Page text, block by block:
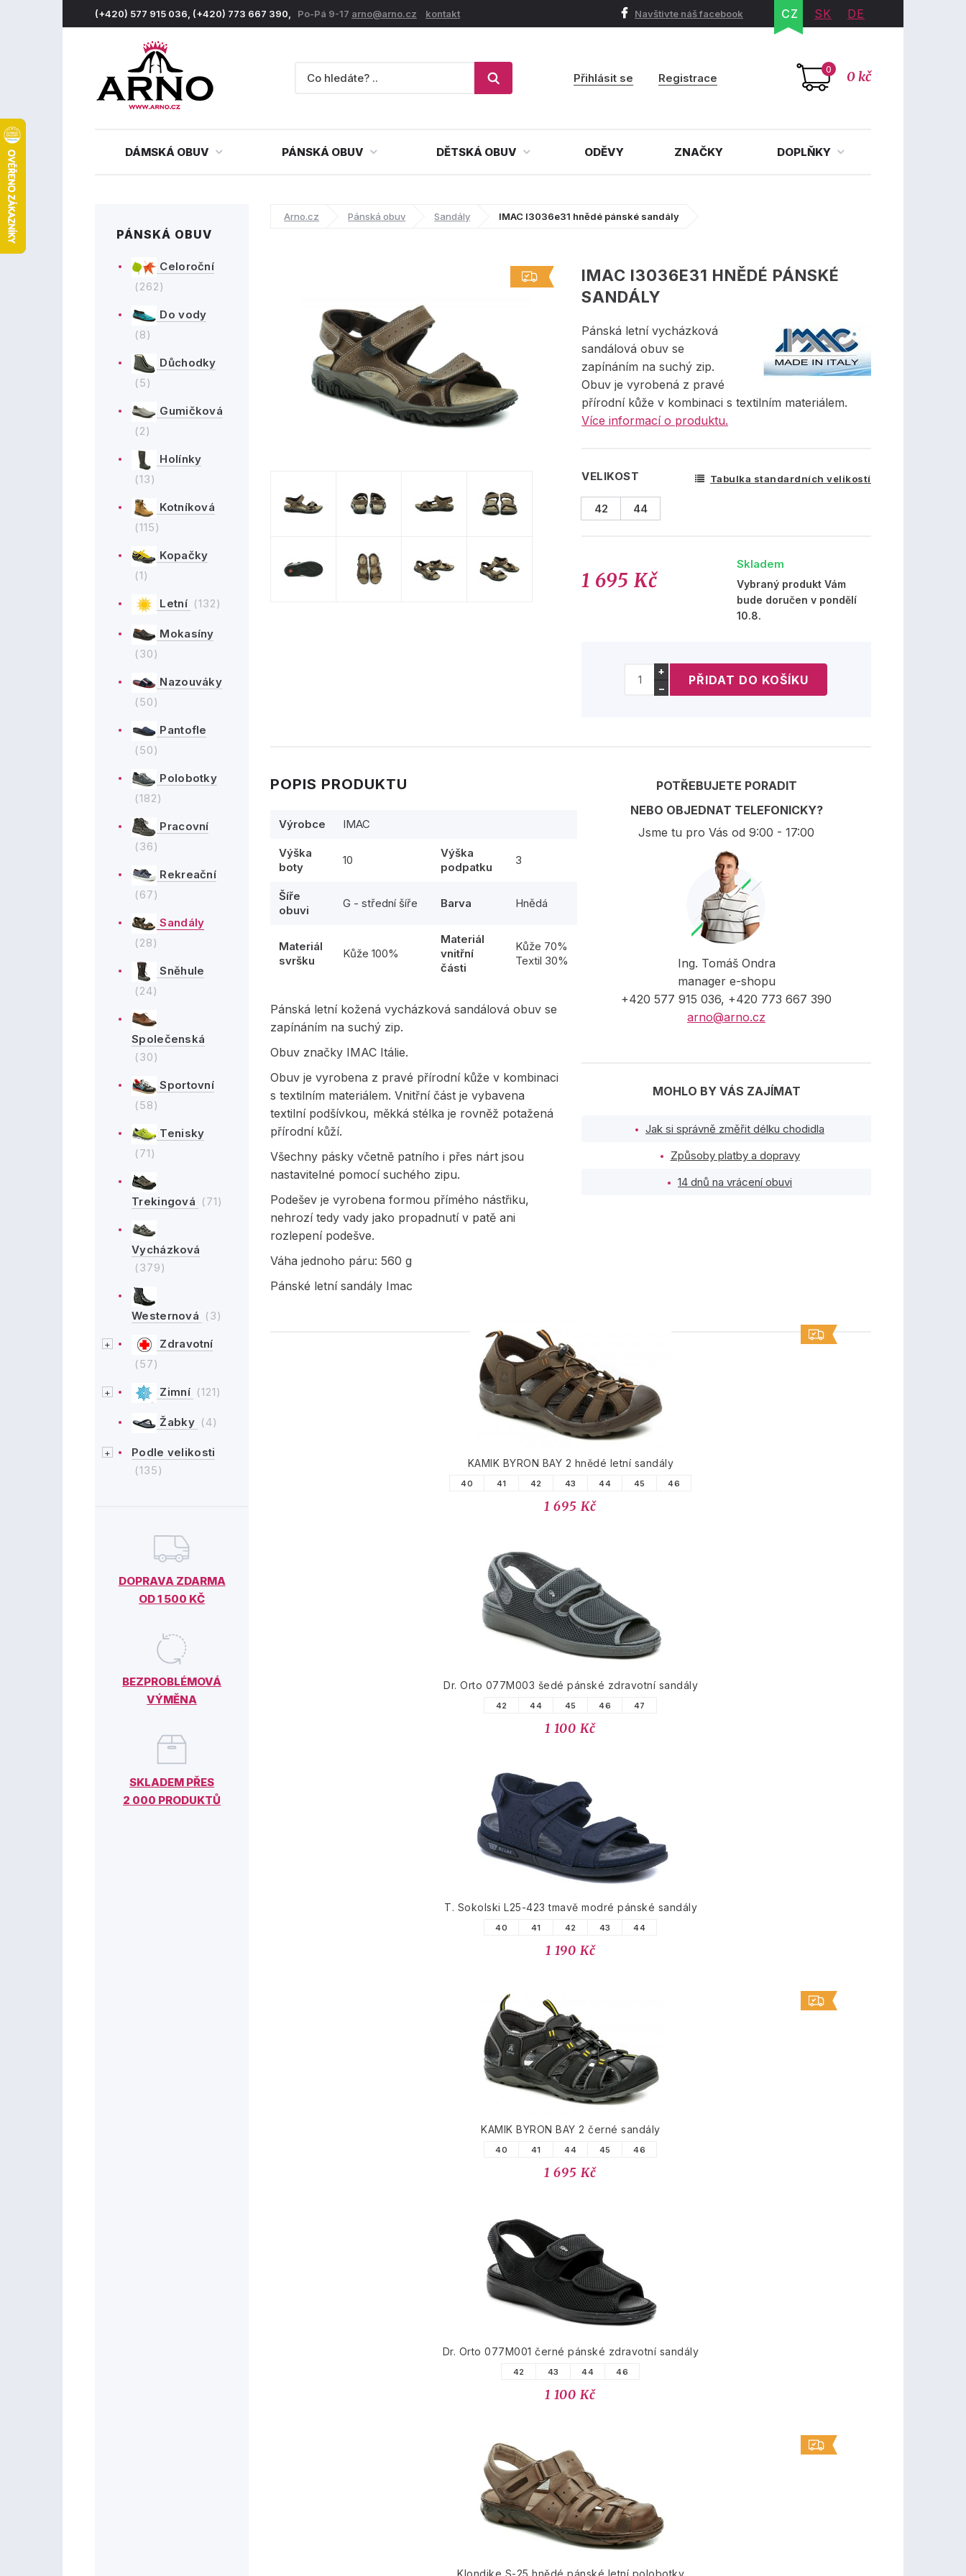
(+420) 577 915 036, (+420) 773 667 390, Po-Pá 9-17 arno@arno.cz kontakt Navštivte náš facebook CZ SK DE
0 0 kč
Přihlásit se Registrace
DÁMSKÁ OBUV PÁNSKÁ OBUV DĚTSKÁ OBUV ODĚVY ZNAČKY DOPLŇKY
PÁNSKÁ OBUV
Celoroční
(262)
Do vody
(8)
Důchodky
(5)
Gumičková
(2)
Holínky
(13)
Kotníková
(115)
Kopačky
(1)
Letní (132)
Mokasíny
(30)
Nazouváky
(50)
Pantofle
(50)
Polobotky
(182)
Pracovní
(36)
Rekreační
(67)
Sandály
(28)
Sněhule
(24)
Společenská
(30)
Sportovní
(58)
Tenisky
(71)
Trekingová (71)
Vycházková
(379)
Westernová (3)
Zdravotní
(57)
Zimní (121)
Žabky (4)
Podle velikosti
(135)
DOPRAVA ZDARMA
OD 1 500 KČ
BEZPROBLÉMOVÁ
VÝMĚNA
SKLADEM PŘES
2 000 PRODUKTŮ
Arno.cz Pánská obuv Sandály IMAC I3036e31 hnědé pánské sandály
IMAC I3036E31 HNĚDÉ PÁNSKÉ
SANDÁLY
Pánská letní vycházková
sandálová obuv se
zapínáním na suchý zip.
Obuv je vyrobená z pravé
přírodní kůže v kombinaci s textilním materiálem.
Více informací o produktu.
VELIKOST Tabulka standardních velikostí
42 44
1 695 Kč
Skladem
Vybraný produkt Vám
bude doručen v pondělí
10.8.
+
−
POPIS PRODUKTU
Výrobce IMAC
Výška
boty
10
Výška
podpatku
3
Šíře
obuvi
G - střední šíře Barva Hnědá
Materiál
svršku
Kůže 100%
Materiál
vnitřní
části
Kůže 70%
Textil 30%
Pánská letní kožená vycházková sandálová obuv se
zapínáním na suchý zip.
Obuv značky IMAC Itálie.
Obuv je vyrobena z pravé přírodní kůže v kombinaci
s textilním materiálem. Vnitřní část je vybavena
textilní podšívkou, měkká stélka je rovněž potažená
přírodní kůží.
Všechny pásky včetně patního i přes nárt jsou
nastavitelné pomocí suchého zipu.
Podešev je vyrobena formou přímého nástřiku,
nehrozí tedy vady jako propadnutí v patě ani
rozlepení podešve.
Váha jednoho páru: 560 g
Pánské letní sandály Imac
POTŘEBUJETE PORADIT
NEBO OBJEDNAT TELEFONICKY?
Jsme tu pro Vás od 9:00 - 17:00
Ing. Tomáš Ondra
manager e-shopu
+420 577 915 036, +420 773 667 390
arno@arno.cz
MOHLO BY VÁS ZAJÍMAT
Jak si správně změřit délku chodidla
Způsoby platby a dopravy
14 dnů na vrácení obuvi
PODOBNÉ PRODUKTY
KAMIK BYRON BAY 2 hnědé letní sandály
40 41 42 43 44 45 46
1 695 Kč
Dr. Orto 077M003 šedé pánské zdravotní sandály
42 44 45 46 47
1 100 Kč
T. Sokolski L25-423 tmavě modré pánské sandály
40 41 42 43 44
1 190 Kč
KAMIK BYRON BAY 2 černé sandály
40 41 44 45 46
1 695 Kč
Dr. Orto 077M001 černé pánské zdravotní sandály
42 43 44 46
1 100 Kč
Klondike S-25 hnědé pánské letní polobotky